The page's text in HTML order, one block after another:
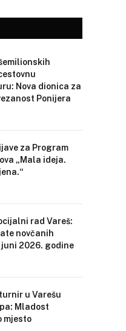
Nova dionica za
Ponijera
za Program
„Mala ideja.
rad Vareš:
novčanih
2026. godine
u Varešu
Mladost
mjesto